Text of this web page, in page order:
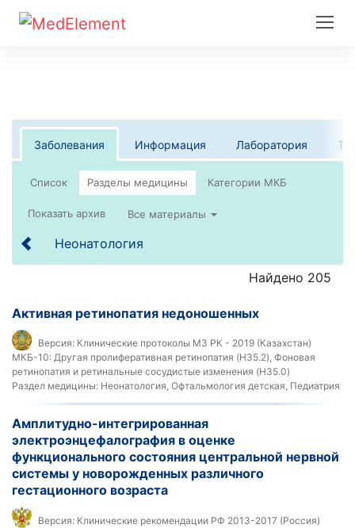
Заболевания Информация Лаборатория
Список
Все материалы
Неонатология
Найдено 205
Активная ретинопатия недоношенных
Версия: Клинические протоколы МЗ РК - 2019 (Казахстан)
МКБ-10: Другая пролиферативная ретинопатия (H35.2), Фоновая
ретинопатия и ретинальные сосудистые изменения (H35.0)
Раздел медицины: Неонатология, Офтальмология детская, Педиатрия
Амплитудно-интегрированная
электроэнцефалография в оценке
функционального состояния центральной нервной
системы у новорожденных различного
гестационного возраста
Версия: Клинические рекомендации РФ 2013-2017 (Россия)